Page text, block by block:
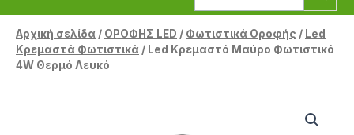
Αρχική σελίδα/ ΟΡΟΦΗΣ LED / Φωτιστικά Οροφής / Led
Κρεμαστά Φωτιστικά/ Led Κρεμαστό Μαύρο Φωτιστικό
4W Θερμό Λευκό